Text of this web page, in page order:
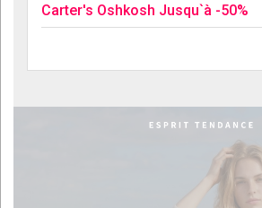
Carter's Oshkosh Jusqu`à -50%